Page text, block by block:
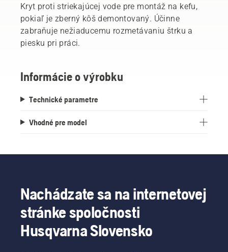
Kryt proti striekajúcej vode pre montáž na kefu,
pokiaľ je zberný kôš demontovaný. Účinne
zabraňuje nežiaducemu rozmetávaniu štrku a
piesku pri práci.
Informácie o výrobku
Technické parametre
Vhodné pre model
Nachádzate sa na internetovej
stránke spoločnosti
Husqvarna Slovensko